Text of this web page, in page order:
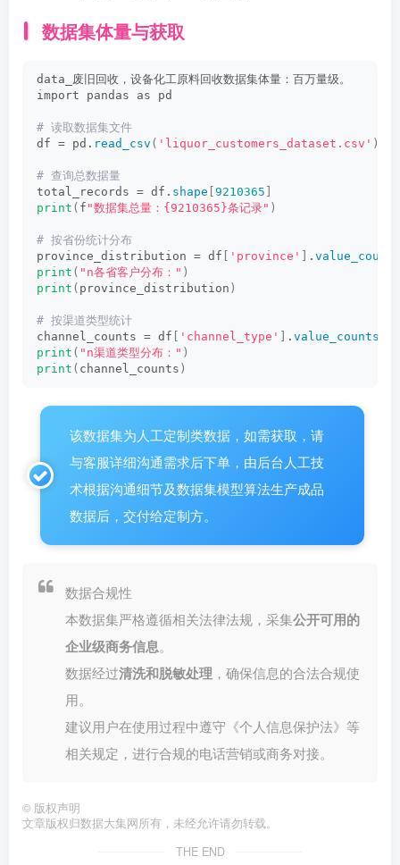
数据集体量与获取
data_废旧回收，设备化工原料回收数据集体量：百万量级。
import pandas as pd
# 读取数据集文件
df = pd. read_csv ( 'liquor_customers_dataset.csv' )
# 查询总数据量
total_records = df. shape 9210365
print ( f "数据集总量：{9210365}条记录" )
# 按省份统计分布
province_distribution = df
'province' . value_counts
print ( "n各省客户分布：" )
print ( province_distribution )
# 按渠道类型统计
channel_counts = df
'channel_type' . value_counts
print ( "n渠道类型分布：" )
print ( channel_counts )
该数据集为人工定制类数据，如需获取，请
与客服详细沟通需求后下单，由后台人工技
术根据沟通细节及数据集模型算法生产成品
数据后，交付给定制方。
数据合规性
本数据集严格遵循相关法律法规，采集公开可用的
企业级商务信息。
数据经过清洗和脱敏处理 ，确保信息的合法合规使
用。
建议用户在使用过程中遵守《个人信息保护法》等
相关规定，进行合规的电话营销或商务对接。
© 版权声明
文章版权归数据大集网所有，未经允许请勿转载。
THE END